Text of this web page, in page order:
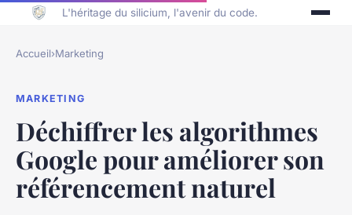
L'héritage du silicium, l'avenir du code.
Accueil›Marketing
MARKETING
Déchiffrer les algorithmes
Google pour améliorer son
référencement naturel